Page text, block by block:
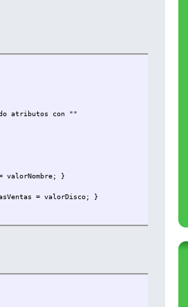
atributos con ""
valorNombre; }
= valorDisco; }